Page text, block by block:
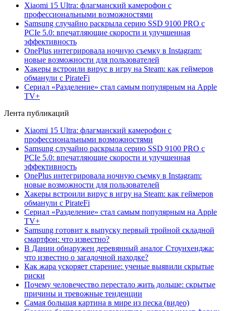
Xiaomi 15 Ultra: флагманский камерофон с
профессиональными возможностями
Samsung случайно раскрыла серию SSD 9100 PRO с
PCIe 5.0: впечатляющие скорости и улучшенная
эффективность
OnePlus интегрировала ночную съемку в Instagram:
новые возможности для пользователей
Хакеры встроили вирус в игру на Steam: как геймеров
обманули с PirateFi
Сериал «Разделение» стал самым популярным на Apple
TV+
Лента публикаций
Xiaomi 15 Ultra: флагманский камерофон с
профессиональными возможностями
Samsung случайно раскрыла серию SSD 9100 PRO с
PCIe 5.0: впечатляющие скорости и улучшенная
эффективность
OnePlus интегрировала ночную съемку в Instagram:
новые возможности для пользователей
Хакеры встроили вирус в игру на Steam: как геймеров
обманули с PirateFi
Сериал «Разделение» стал самым популярным на Apple
TV+
Samsung готовит к выпуску первый тройной складной
смартфон: что известно?
В Дании обнаружен деревянный аналог Стоунхенджа:
что известно о загадочной находке?
Как жара ускоряет старение: ученые выявили скрытые
риски
Почему человечество перестало жить дольше: скрытые
причины и тревожные тенденции
Самая большая картина в мире из песка (видео)